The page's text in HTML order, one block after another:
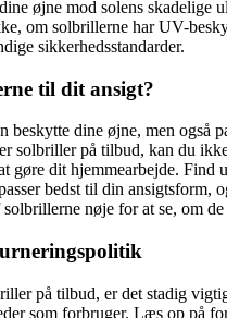
øjne mod solens skadelige
om solbrillerne har UV-
sikkerhedsstandarder.
til dit ansigt?
beskytte dine øjne, men også
solbriller på tilbud, kan du
gøre dit hjemmearbejde. Find
bedst til din ansigtsform,
nøje for at se, om
på tilbud, er det stadig
som forbruger. Læs op på